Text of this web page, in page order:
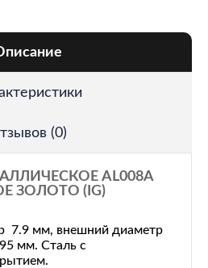
(0)
AL008A
ЗОЛОТО (IG)
7.9 мм, внешний диаметр
мм. Сталь с